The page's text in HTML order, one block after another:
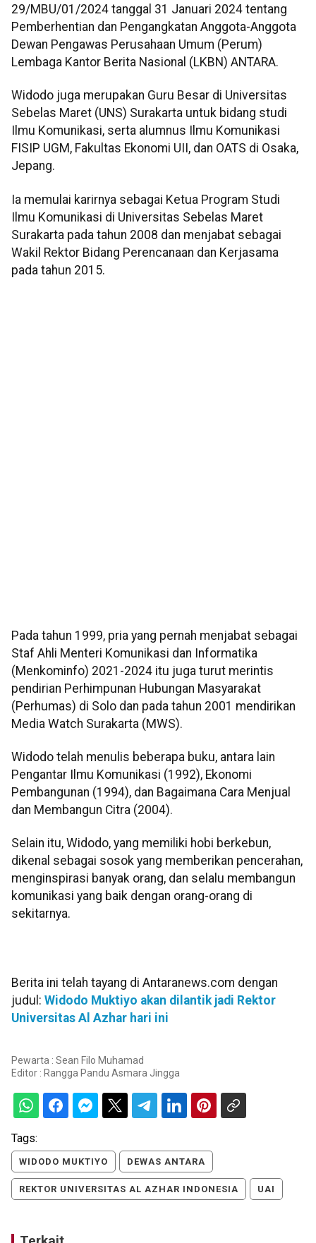
29/MBU/01/2024 tanggal 31 Januari 2024 tentang
Pemberhentian dan Pengangkatan Anggota-Anggota
Dewan Pengawas Perusahaan Umum (Perum)
Lembaga Kantor Berita Nasional (LKBN) ANTARA.
Widodo juga merupakan Guru Besar di Universitas
Sebelas Maret (UNS) Surakarta untuk bidang studi
Ilmu Komunikasi, serta alumnus Ilmu Komunikasi
FISIP UGM, Fakultas Ekonomi UII, dan OATS di Osaka,
Jepang.
Ia memulai karirnya sebagai Ketua Program Studi
Ilmu Komunikasi di Universitas Sebelas Maret
Surakarta pada tahun 2008 dan menjabat sebagai
Wakil Rektor Bidang Perencanaan dan Kerjasama
pada tahun 2015.
Pada tahun 1999, pria yang pernah menjabat sebagai
Staf Ahli Menteri Komunikasi dan Informatika
(Menkominfo) 2021-2024 itu juga turut merintis
pendirian Perhimpunan Hubungan Masyarakat
(Perhumas) di Solo dan pada tahun 2001 mendirikan
Media Watch Surakarta (MWS).
Widodo telah menulis beberapa buku, antara lain
Pengantar Ilmu Komunikasi (1992), Ekonomi
Pembangunan (1994), dan Bagaimana Cara Menjual
dan Membangun Citra (2004).
Selain itu, Widodo, yang memiliki hobi berkebun,
dikenal sebagai sosok yang memberikan pencerahan,
menginspirasi banyak orang, dan selalu membangun
komunikasi yang baik dengan orang-orang di
sekitarnya.
Berita ini telah tayang di Antaranews.com dengan
judul: Widodo Muktiyo akan dilantik jadi Rektor
Universitas Al Azhar hari ini
Pewarta : Sean Filo Muhamad
Editor : Rangga Pandu Asmara Jingga
Tags:
WIDODO MUKTIYO DEWAS ANTARA
REKTOR UNIVERSITAS AL AZHAR INDONESIA UAI